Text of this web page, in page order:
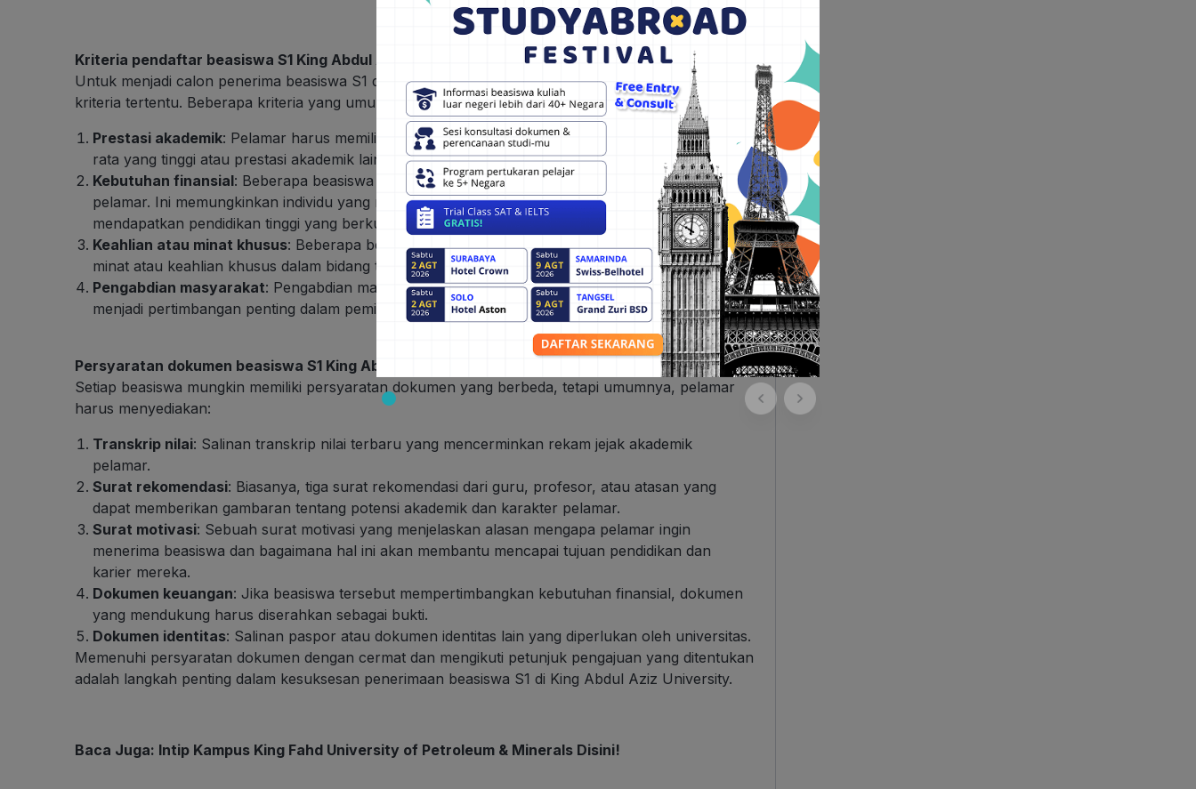
Kriteria pendaftar beasiswa S1 King Abdul Aziz University
Untuk menjadi calon penerima beasiswa S1 di King Abdul Aziz University, pelamar harus memenuhi
kriteria tertentu. Beberapa kriteria yang umumnya diterapkan adalah:
Prestasi akademik: Pelamar harus memiliki rekam jejak akademik yang kuat dengan nilai rata-
rata yang tinggi atau prestasi akademik lain yang relevan.
Kebutuhan finansial: Beberapa beasiswa mungkin mempertimbangkan kebutuhan finansial
pelamar. Ini memungkinkan individu yang mungkin tidak mampu secara finansial untuk
mendapatkan pendidikan tinggi yang berkualitas.
Keahlian atau minat khusus: Beberapa beasiswa mungkin terbuka untuk pelamar yang memiliki
minat atau keahlian khusus dalam bidang tertentu, seperti ilmu pengetahuan, seni, atau olahraga.
Pengabdian masyarakat: Pengabdian masyarakat dan aktivitas ekstrakurikuler juga dapat
menjadi pertimbangan penting dalam pemilihan penerima beasiswa.
Persyaratan dokumen beasiswa S1 King Abdul Aziz University
Setiap beasiswa mungkin memiliki persyaratan dokumen yang berbeda, tetapi umumnya, pelamar
harus menyediakan:
Transkrip nilai: Salinan transkrip nilai terbaru yang mencerminkan rekam jejak akademik
pelamar.
Surat rekomendasi: Biasanya, tiga surat rekomendasi dari guru, profesor, atau atasan yang
dapat memberikan gambaran tentang potensi akademik dan karakter pelamar.
Surat motivasi: Sebuah surat motivasi yang menjelaskan alasan mengapa pelamar ingin
menerima beasiswa dan bagaimana hal ini akan membantu mencapai tujuan pendidikan dan
karier mereka.
Dokumen keuangan: Jika beasiswa tersebut mempertimbangkan kebutuhan finansial, dokumen
yang mendukung harus diserahkan sebagai bukti.
Dokumen identitas: Salinan paspor atau dokumen identitas lain yang diperlukan oleh universitas.
Memenuhi persyaratan dokumen dengan cermat dan mengikuti petunjuk pengajuan yang ditentukan
adalah langkah penting dalam kesuksesan penerimaan beasiswa S1 di King Abdul Aziz University.
Baca Juga: Intip Kampus King Fahd University of Petroleum & Minerals Disini!